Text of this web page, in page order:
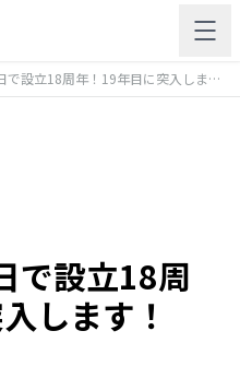
設立18周年！19年目に突入します！
で設立18周
します！